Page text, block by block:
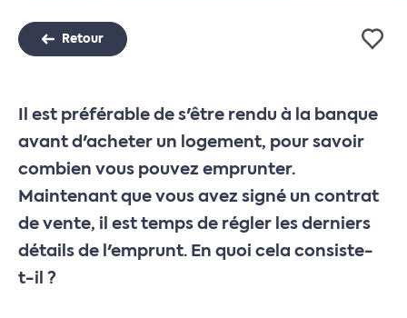
Retour
Il est préférable de s'être rendu à la banque
avant d'acheter un logement, pour savoir
combien vous pouvez emprunter.
Maintenant que vous avez signé un contrat
de vente, il est temps de régler les derniers
détails de l'emprunt. En quoi cela consiste-
t-il ?